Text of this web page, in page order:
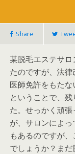
Share
某脱毛エステサ
たのですが、法律
医師免許をもた
ということで、
た。せっかく頑
が、サロンによ
もあるのですが
でしょうか？まだ